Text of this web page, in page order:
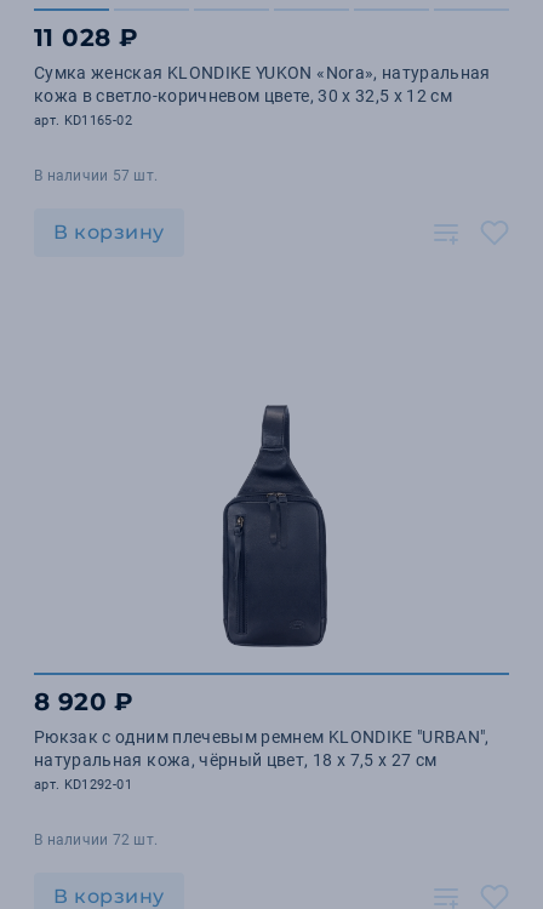
11 028 ₽
Сумка женская KLONDIKE YUKON «Nora», натуральная
кожа в светло-коричневом цвете, 30 х 32,5 х 12 см
арт. KD1165-02
В наличии 57 шт.
В корзину
8 920 ₽
Рюкзак с одним плечевым ремнем KLONDIKE "URBAN",
натуральная кожа, чёрный цвет, 18 х 7,5 х 27 см
арт. KD1292-01
В наличии 72 шт.
В корзину